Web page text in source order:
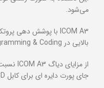
می‌شود.
بالایی در Programming & Coding خودروهای BMW دارد.
جای پورت دایره ای برای کابل OBD در این دستگاه